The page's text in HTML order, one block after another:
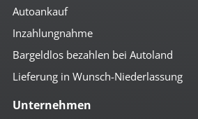
Autoankauf
Inzahlungnahme
Bargeldlos bezahlen bei Autoland
Lieferung in Wunsch-Niederlassung
Unternehmen